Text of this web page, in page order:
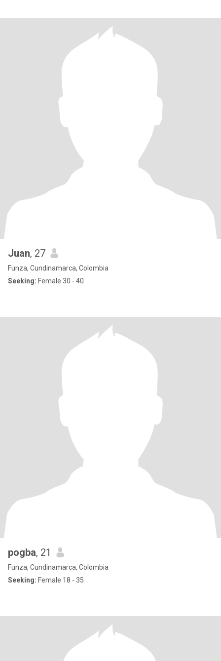
Juan, 27
Funza, Cundinamarca, Colombia
Seeking: Female 30 - 40
pogba, 21
Funza, Cundinamarca, Colombia
Seeking: Female 18 - 35